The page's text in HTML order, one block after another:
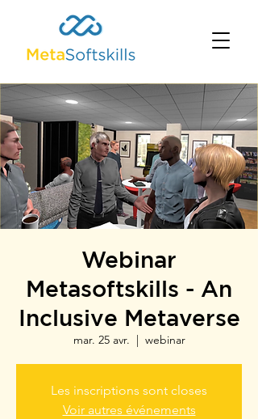
Webinar
Metasoftskills - An
Inclusive Metaverse
mar. 25 avr.
  |
webinar
Les inscriptions sont closes
Voir autres événements